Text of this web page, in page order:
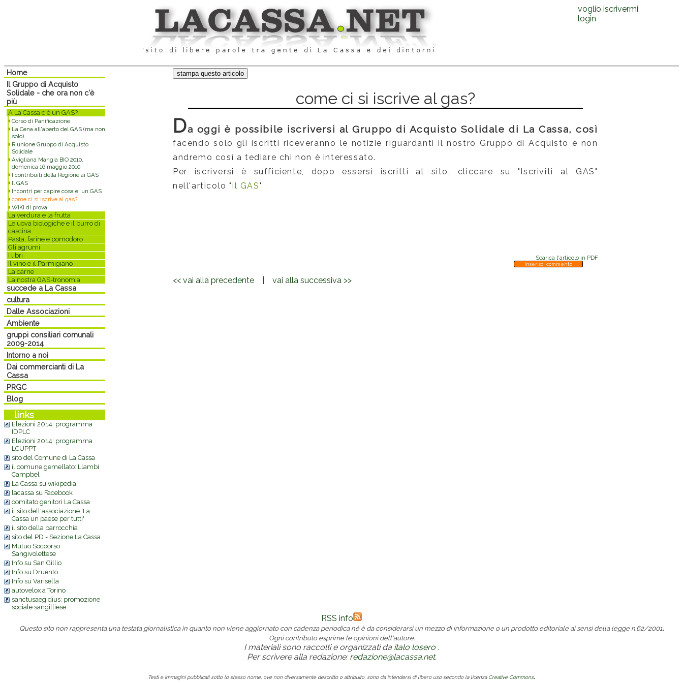
voglio iscrivermi
login
Home
Il Gruppo di Acquisto
Solidale - che ora non c'è
più
A La Cassa c'è un GAS?
Corso di Panificazione
La Cena all'aperto del GAS (ma non
solo)
Riunione Gruppo di Acquisto
Solidale
Avigliana Mangia BIO 2010,
domenica 16 maggio 2010
I contribuiti della Regione ai GAS
Il GAS
Incontri per capire cosa e' un GAS
come ci si iscrive al gas?
WIKI di prova
La verdura e la frutta
Le uova biologiche e il burro di
cascina
Pasta, farine e pomodoro
Gli agrumi
I libri
Il vino e il Parmigiano
La carne
La nostra GAS-tronomia
succede a La Cassa
cultura
Dalle Associazioni
Ambiente
gruppi consiliari comunali
2009-2014
Intorno a noi
Dai commercianti di La
Cassa
PRGC
Blog
links
Elezioni 2014: programma
IDPLC
Elezioni 2014: programma
LCUPPT
sito del Comune di La Cassa
il comune gemellato: Llambi
Campbel
La Cassa su wikipedia
lacassa su Facebook
comitato genitori La Cassa
il sito dell'associazione 'La
Cassa un paese per tutti'
il sito della parrocchia
sito del PD - Sezione La Cassa
Mutuo Soccorso
Sangivolettese
Info su San Gillio
Info su Druento
Info su Varisella
autovelox a Torino
sanctusaegidius: promozione
sociale sangilliese
come ci si iscrive al gas?
Da oggi è possibile iscriversi al Gruppo di Acquisto Solidale di La Cassa, così
facendo solo gli iscritti riceveranno le notizie riguardanti il nostro Gruppo di Acquisto e non
andremo così a tediare chi non è interessato.
Per iscriversi è sufficiente, dopo essersi iscritti al sito, cliccare su "Iscriviti al GAS"
nell'articolo "il GAS"
Scarica l'articolo in PDF
Inserisci commento
<< vai alla precedente| vai alla successiva >>
RSS info
Questo sito non rappresenta una testata giornalistica in quanto non viene aggiornato con cadenza periodica né è da considerarsi un mezzo di informazione o un prodotto editoriale ai sensi della legge n.62/2001.
Ogni contributo esprime le opinioni dell'autore.
I materiali sono raccolti e organizzati da italo losero .
Per scrivere alla redazione: redazione@lacassa.net.
Testi e immagini pubblicati sotto lo stesso nome, ove non diversamente descritto o attribuito, sono da intendersi di libero uso secondo la licenza Creative Commons.